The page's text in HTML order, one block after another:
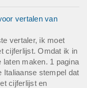
vertalen van
vertaler, ik moet
cijferlijst. Omdat ik in
laten maken. 1 pagina
Italiaanse stempel dat
cijferlijst en